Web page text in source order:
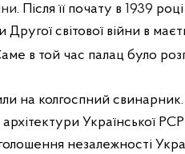
. Після її почату в 1939
Другої світової війни в
в той час палац було
на колгоспний
Української РСР
незалежності